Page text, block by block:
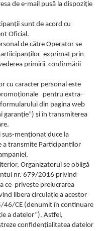
de e-mail pusă la dispoziție
sunt de acord cu
Oficial.
de către Operator se
exprimat prin
primirii confirmării
cu caracter personal este
pentru extra-
din pagina web
și în transmiterea
sus-menționat duce la
a transmite Participantilor
Organizatorul se obligă
nr. 679/2016 privind
ce privește prelucrarea
libera circulație a acestor
46/CE (denumit în continuare
a datelor”). Astfel,
confidențialitatea datelor